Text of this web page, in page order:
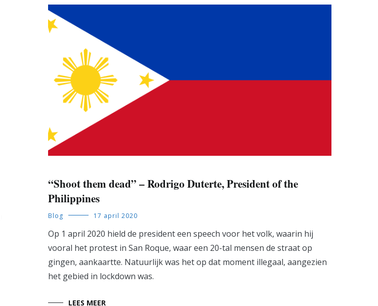
“Shoot them dead” – Rodrigo Duterte, President of the
Philippines
Blog 17 april 2020
Op 1 april 2020 hield de president een speech voor het volk, waarin hij
vooral het protest in San Roque, waar een 20-tal mensen de straat op
gingen, aankaartte. Natuurlijk was het op dat moment illegaal, aangezien
het gebied in lockdown was.
LEES MEER